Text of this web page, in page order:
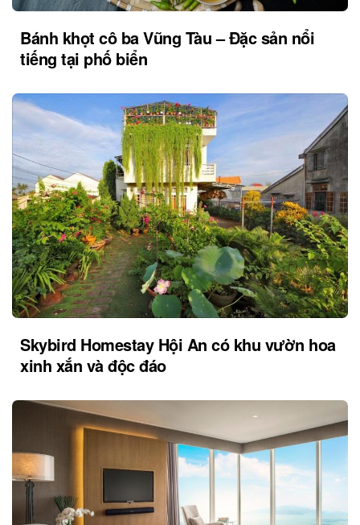
Bánh khọt cô ba Vũng Tàu – Đặc sản nổi
tiếng tại phố biển
Skybird Homestay Hội An có khu vườn hoa
xinh xắn và độc đáo